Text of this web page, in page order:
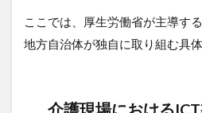
ここでは、厚生労働省が主導す
地方自治体が独自に取り組む具